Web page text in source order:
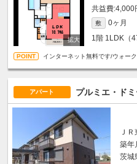
4,000
敷 0ヶ月
1階 1LDK（
インターネット無料です/ウォー
アパート プルミエ・ド
Ｊ
築年
茨城